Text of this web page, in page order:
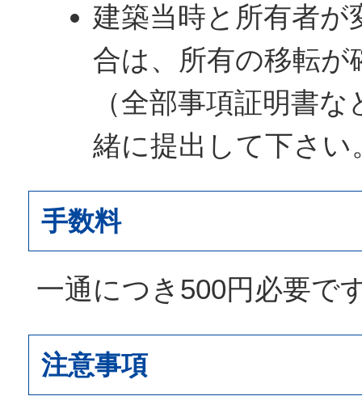
建築当時と所有者が
合は、所有の移転が
（全部事項証明書
緒に提出して下さい
手数料
一通につき500円必要で
注意事項